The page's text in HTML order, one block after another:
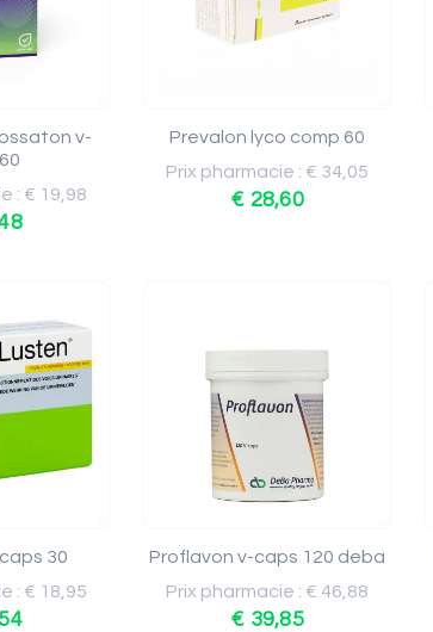
v-
: € 19,98
Prevalon lyco comp 60
Prix pharmacie : € 34,05
€ 28,60
30
: € 18,95
Proflavon v-caps 120 deba
Prix pharmacie : € 46,88
€ 39,85